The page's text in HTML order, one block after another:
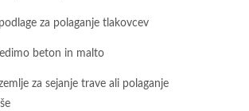
za polaganje tlakovcev
beton in malto
za sejanje trave ali polaganje